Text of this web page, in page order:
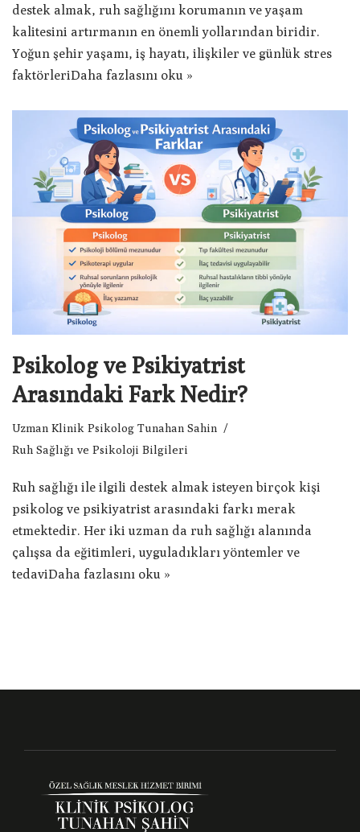
destek almak, ruh sağlığını korumanın ve yaşam
kalitesini artırmanın en önemli yollarından biridir.
Yoğun şehir yaşamı, iş hayatı, ilişkiler ve günlük stres
faktörleriDaha fazlasını oku »
Psikolog ve Psikiyatrist
Arasındaki Fark Nedir?
Uzman Klinik Psikolog Tunahan Sahin
Ruh Sağlığı ve Psikoloji Bilgileri
Ruh sağlığı ile ilgili destek almak isteyen birçok kişi
psikolog ve psikiyatrist arasındaki farkı merak
etmektedir. Her iki uzman da ruh sağlığı alanında
çalışsa da eğitimleri, uyguladıkları yöntemler ve
tedaviDaha fazlasını oku »